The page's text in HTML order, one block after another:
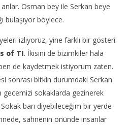
Osman bey ile Serkan beye
bulaşıyor böylece.
izliyoruz, yine farklı bir gösteri.
of TI. İkisini de bizimkiler hala
de kaydetmek istiyorum zaten.
sonrası bitkin durumdaki Serkan
gecemizi sokaklarda gezinerek
barı diyebileceğim bir yerde
sahnenin önünde insanlar